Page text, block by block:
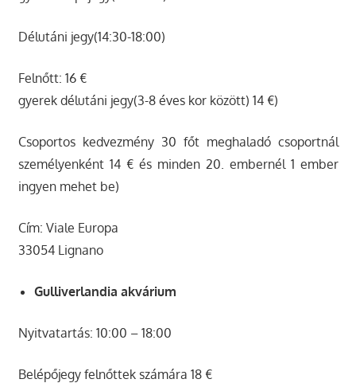
Délutáni jegy(14:30-18:00)
Felnőtt: 16 €
gyerek délutáni jegy(3-8 éves kor között) 14 €)
Csoportos kedvezmény 30 főt meghaladó csoportnál
személyenként 14 € és minden 20. embernél 1 ember
ingyen mehet be)
Cím: Viale Europa
33054 Lignano
Gulliverlandia akvárium
Nyitvatartás: 10:00 – 18:00
Belépőjegy felnőttek számára 18 €